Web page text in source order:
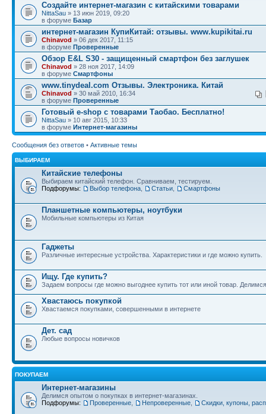
Создайте интернет-магазин с китайскими товарами
NittaSau » 13 июн 2019, 09:20
в форуме Базар
интернет-магазин КупиКитай: отзывы. www.kupikitai.ru
Chinavod » 06 дек 2017, 11:15
в форуме Проверенные
Обзор E&L S30 - защищенный смартфон без заглушек
Chinavod » 28 ноя 2017, 14:09
в форуме Смартфоны
www.tinydeal.com Отзывы. Электроника. Китай
Chinavod » 30 май 2010, 16:34
в форуме Проверенные
Готовый e-shop с товарами Таобао. Бесплатно!
NittaSau » 10 авг 2015, 10:33
в форуме Интернет-магазины
Сообщения без ответов • Активные темы
ВЫБИРАЕМ
Китайские телефоны
Выбираем китайский телефон. Сравниваем, тестируем.
Подфорумы:
Выбор телефона Статьи Смартфоны
Планшетные компьютеры, ноутбуки
Мобильные компьютеры из Китая
Гаджеты
Различные интересные устройства. Характеристики и где можно купить.
Ищу. Где купить?
Задаем вопросы где можно выгоднее купить тот или иной товар.
Хвастаюсь покупкой
Хвастаемся покупками, совершенными в интернете
Дет. сад
Любые вопросы новичков
ПОКУПАЕМ
Интернет-магазины
Делимся опытом о покупках в интернет-магазинах.
Подфорумы:
Проверенные Непроверенные Скидки, купоны,